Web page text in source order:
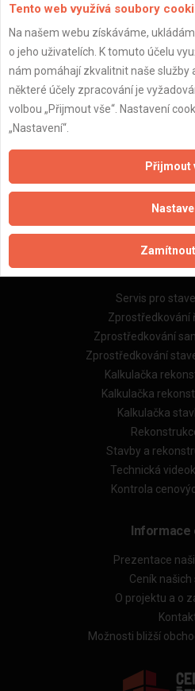
Důležité
Naše firmy a
Zásady pro používání
Obchodní podmínky
Obchodní podmínky
Naše excelové
Naše
Servis pro
Zprostředkování
Zprostředkování
Zprostředkování
Kalkulačka
Kalkulačka
Kalkulačka
Stavby a
Technická
Kontrola
Informace
Prezentace
Ceník našich
O projektu a o
Možnosti bližší
Tento web využívá soubory
Na našem webu získáváme,
o jeho uživatelích. K tomuto účelu
nám pomáhají zkvalitnit naše služby
některé účely zpracování je
volbou „Přijmout vše“. Nastavení
„Nastavení“.
Přijmout